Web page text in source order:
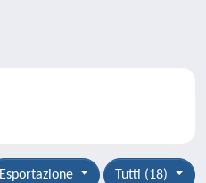
Tutti (18)
Esportazione